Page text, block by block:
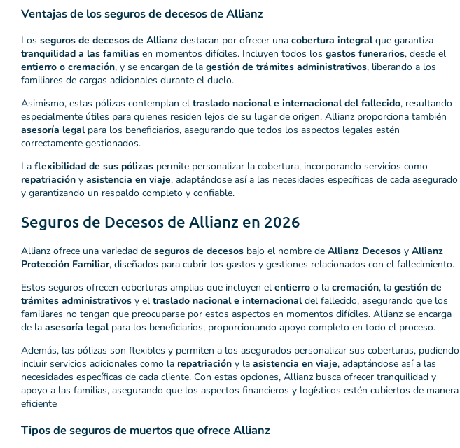
Ventajas de los seguros de decesos de Allianz
Los seguros de decesos de Allianz destacan por ofrecer una cobertura integralque garantiza
tranquilidad a las familias en momentos difíciles. Incluyen todos los gastos funerarios, desde el
entierro o cremación, y se encargan de la gestión de trámites administrativos, liberando a los
familiares de cargas adicionales durante el duelo.
Asimismo, estas pólizas contemplan el traslado nacional e internacional del fallecido, resultando
especialmente útiles para quienes residen lejos de su lugar de origen. Allianz proporciona también
asesoría legalpara los beneficiarios, asegurando que todos los aspectos legales estén
correctamente gestionados.
La flexibilidad de sus pólizas permite personalizar la cobertura, incorporando servicios como
repatriación y asistencia en viaje, adaptándose así a las necesidades específicas de cada asegurado
y garantizando un respaldo completo y confiable.
Seguros de Decesos de Allianz en 2026
Allianz ofrece una variedad de seguros de decesos bajo el nombre de Allianz Decesos y Allianz
Protección Familiar, diseñados para cubrir los gastos y gestiones relacionados con el fallecimiento.
Estos seguros ofrecen coberturas amplias que incluyen el entierro o la cremación, la gestión de
trámites administrativos y el traslado nacional e internacionaldel fallecido, asegurando que los
familiares no tengan que preocuparse por estos aspectos en momentos difíciles. Allianz se encarga
de la asesoría legalpara los beneficiarios, proporcionando apoyo completo en todo el proceso.
Además, las pólizas son flexibles y permiten a los asegurados personalizar sus coberturas, pudiendo
incluir servicios adicionales como la repatriación y la asistencia en viaje, adaptándose así a las
necesidades específicas de cada cliente. Con estas opciones, Allianz busca ofrecer tranquilidad y
apoyo a las familias, asegurando que los aspectos financieros y logísticos estén cubiertos de manera
eficiente​
Tipos de seguros de muertos que ofrece Allianz